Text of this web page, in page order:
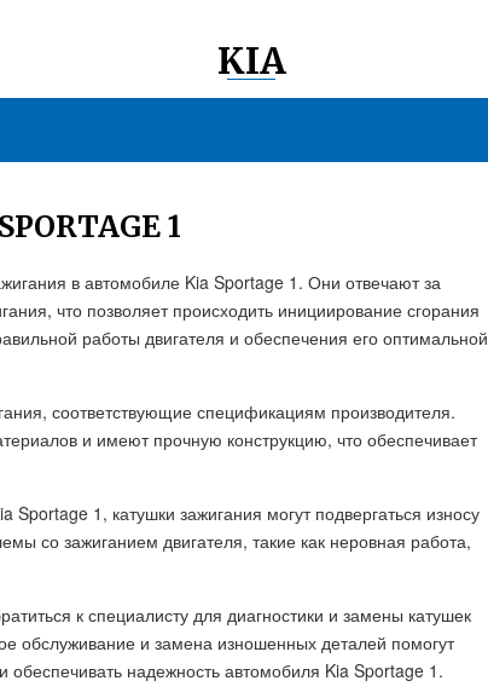
KIA
1
в автомобиле Kia Sportage 1. Они отвечают за
что позволяет происходить инициирование сгорания
работы двигателя и обеспечения его оптимальной
соответствующие спецификациям производителя.
и имеют прочную конструкцию, что обеспечивает
1, катушки зажигания могут подвергаться износу
со зажиганием двигателя, такие как неровная работа,
к специалисту для диагностики и замены катушек
обслуживание и замена изношенных деталей помогут
надежность автомобиля Kia Sportage 1.